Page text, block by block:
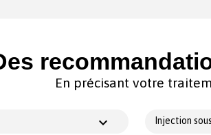
En précisant votre
Injection